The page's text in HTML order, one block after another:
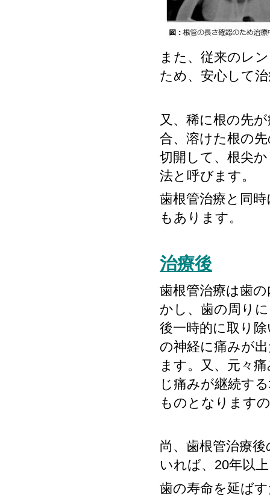
また、従来のレ
ため、安心して
又、稀に根の先
合、溶けた根の
切開して、根尖
法と呼びます。
歯根管治療と同
もあります。
治療後
歯根管治療は歯
かし、歯の周り
後一時的に取り
の神経に痛みが
ます。又、元々
じ痛みが継続す
ものとなります
尚、歯根管治療
いれば、 20年以
歯の寿命を延ば